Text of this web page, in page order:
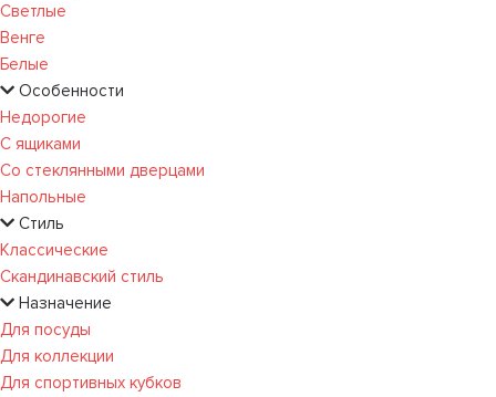
Светлые
Венге
Белые
Особенности
Недорогие
С ящиками
Со стеклянными дверцами
Напольные
Стиль
Классические
Скандинавский стиль
Назначение
Для посуды
Для коллекции
Для спортивных кубков